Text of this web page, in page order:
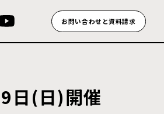
お問い合わせと資料請求
9日(日)開催